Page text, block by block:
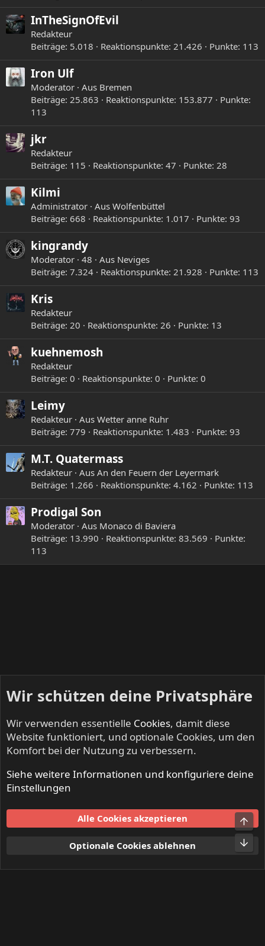
InTheSignOfEvil
Redakteur
Beiträge 5.018 Reaktionspunkte 21.426 Punkte 113
Iron Ulf
Moderator · Aus Bremen
Beiträge 25.863 Reaktionspunkte 153.877
Punkte
113
jkr
Redakteur
Beiträge 115 Reaktionspunkte 47 Punkte 28
Kilmi
Administrator · Aus Wolfenbüttel
Beiträge 668 Reaktionspunkte 1.017 Punkte 93
kingrandy
Moderator · 48 · Aus Neviges
Beiträge 7.324 Reaktionspunkte 21.928 Punkte 113
Kris
Redakteur
Beiträge 20 Reaktionspunkte 26 Punkte 13
kuehnemosh
Redakteur
Beiträge 0 Reaktionspunkte 0 Punkte 0
Leimy
Redakteur · Aus Wetter anne Ruhr
Beiträge 779 Reaktionspunkte 1.483 Punkte 93
M.T. Quatermass
Redakteur · Aus An den Feuern der Leyermark
Beiträge 1.266 Reaktionspunkte 4.162 Punkte 113
Prodigal Son
Moderator · Aus Monaco di Baviera
Beiträge 13.990 Reaktionspunkte 83.569
Punkte
113
Mitglieder
Nutzungsbedingungen
Datenschutz
S
Wir schützen deine Privatsphäre
Wir verwenden essentielle Cookies, damit diese
Website funktioniert, und optionale Cookies, um den
Komfort bei der Nutzung zu verbessern.
Siehe weitere Informationen und konfiguriere deine
Einstellungen
Alle Cookies akzeptieren
Optionale Cookies ablehnen